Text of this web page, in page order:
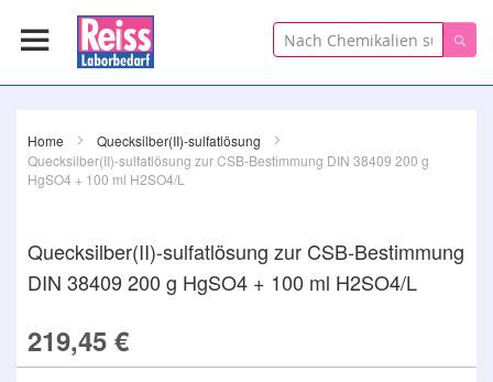
Suche
Home
Quecksilber(II)-sulfatlösung
Quecksilber(II)-sulfatlösung zur CSB-Bestimmung DIN 38409 200 g
HgSO4 + 100 ml H2SO4/L
Quecksilber(II)-sulfatlösung zur CSB-Bestimmung
DIN 38409 200 g HgSO4 + 100 ml H2SO4/L
219,45 €